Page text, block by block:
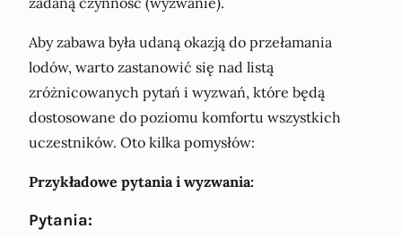
Aby zabawa była udaną okazją do przełamania
lodów, warto zastanowić się nad listą
zróżnicowanych pytań i wyzwań, które będą
dostosowane do poziomu komfortu wszystkich
uczestników. Oto kilka pomysłów:
Przykładowe pytania i wyzwania:
Pytania: